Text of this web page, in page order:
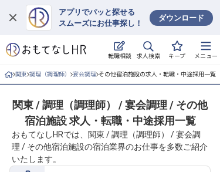
アプリでパッと探せる
スムーズにお仕事探し！
ダウンロード
転職相談 求人検索 キープ メニュー
ログイン
求人・施設を探す
就職・転職 合同説明会
おもてなしHRについて
関東 調理（調理師） 宴会調理 その他宿泊施設の求人・転職・中途採用一覧
関東 / 調理（調理師） / 宴会調理 / その他
宿泊施設 求人・転職・中途採用一覧
おもてなしHRでは、関東 / 調理（調理師） / 宴会調
理 / その他宿泊施設の宿泊業界のお仕事を多数ご紹介
いたします。